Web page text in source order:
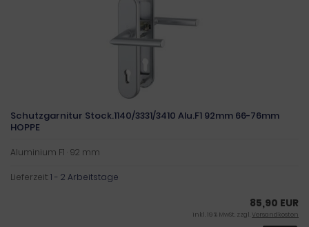
Schutzgarnitur Stock.1140/3331/3410 Alu.F1 92mm 66-76mm
HOPPE
Aluminium F1 · 92 mm
Lieferzeit:1 - 2 Arbeitstage
85,90 EUR
inkl. 19 % MwSt. zzgl.Versandkosten